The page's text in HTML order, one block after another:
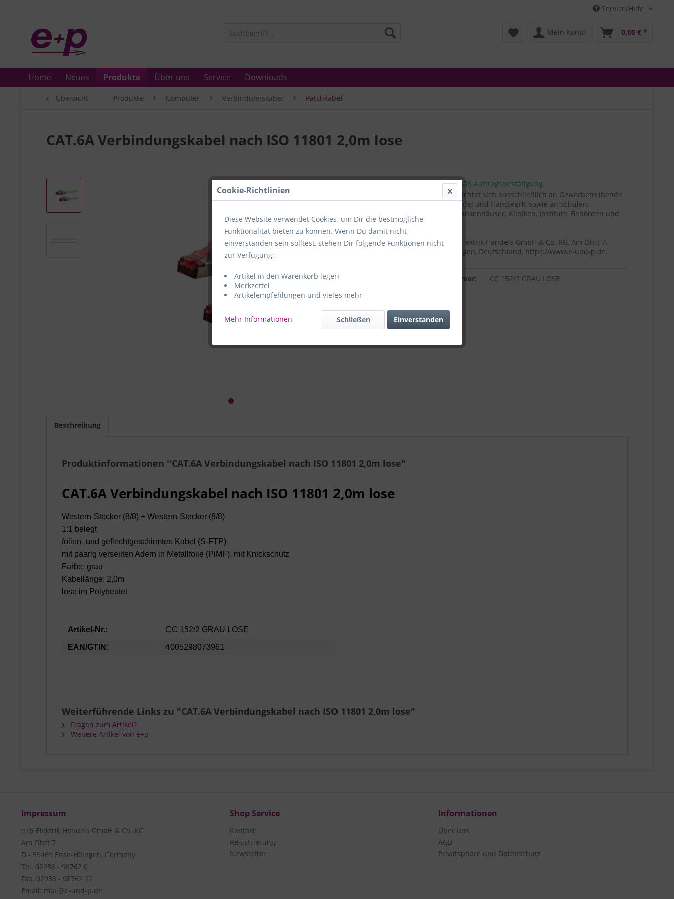
Service/Hilfe
Mein Konto 0,00 € *
Home Neues Produkte Über uns Service Downloads
Übersicht Produkte Computer Verbindungskabel Patchkabel
CAT.6A Verbindungskabel nach ISO 11801 2,0m lose
Lieferzeit gemäß Auftragsbestätigung.
Unser Angebot richtet sich ausschließlich an Gewerbetreibende
in Industrie, Handel und Handwerk, sowie an Schulen,
Laboratorien, Krankenhäuser, Kliniken, Institute, Behörden und
Ämter.
Hersteller:e+p Elektrik Handels GmbH & Co. KG, Am Ohrt 7,
59469 Ense-Höingen, Deutschland, https://www.e-und-p.de.
e+p Artikelnummer: CC 152/2 GRAU LOSE
Beschreibung
Produktinformationen "CAT.6A Verbindungskabel nach ISO 11801 2,0m lose"
CAT.6A Verbindungskabel nach ISO 11801 2,0m lose
Western-Stecker (8/8) + Western-Stecker (8/8)
1:1 belegt
folien- und geflechtgeschirmtes Kabel (S-FTP)
mit paarig verseilten Adern in Metallfolie (PiMF), mit Knickschutz
Farbe: grau
Kabellänge: 2,0m
lose im Polybeutel
Artikel-Nr.: CC 152/2 GRAU LOSE
EAN/GTIN: 4005298073961
Weiterführende Links zu "CAT.6A Verbindungskabel nach ISO 11801 2,0m lose"
Fragen zum Artikel?
Weitere Artikel von e+p
Impressum
e+p Elektrik Handels GmbH & Co. KG
Am Ohrt 7
D - 59469 Ense-Höingen, Germany
Tel. 02938 - 98762 0
Fax. 02938 - 98762 22
Email: mail@e-und-p.de
Shop Service
Kontakt
Registrierung
Newsletter
Informationen
Über uns
AGB
Privatsphäre und Datenschutz
Cookie-Richtlinien
Diese Website verwendet Cookies, um Dir die bestmögliche
Funktionalität bieten zu können. Wenn Du damit nicht
einverstanden sein solltest, stehen Dir folgende Funktionen nicht
zur Verfügung:
Artikel in den Warenkorb legen
Merkzettel
Artikelempfehlungen und vieles mehr
Mehr Informationen Einverstanden
Schließen